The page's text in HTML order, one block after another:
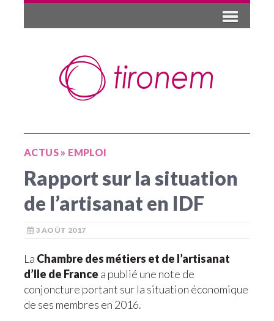
ACTUS» EMPLOI
Rapport sur la situation
de l’artisanat en IDF
3 AOÛT 2017
La Chambre des métiers et de l’artisanat
d’Ile de France a publié une note de
conjoncture portant sur la situation économique
de ses membres en 2016.